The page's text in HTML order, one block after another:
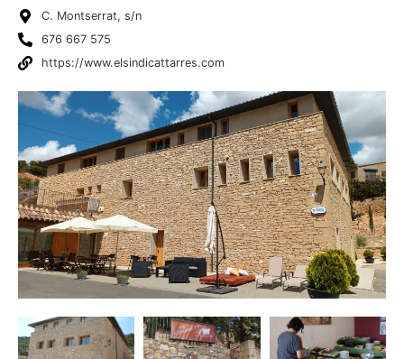
C. Montserrat, s/n
676 667 575
https://www.elsindicattarres.com